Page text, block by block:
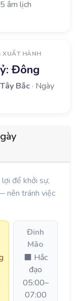
âm lịch
XUẤT HÀNH
Đông
Tây Bắc · Ngày
để khởi sự,
nên tránh việc
Đinh
Mão
⬛ Hắc
đạo
05:00–
07:00